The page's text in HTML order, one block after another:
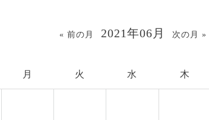
« 前の月 2021年06月 次の月 »
月 火 水 木